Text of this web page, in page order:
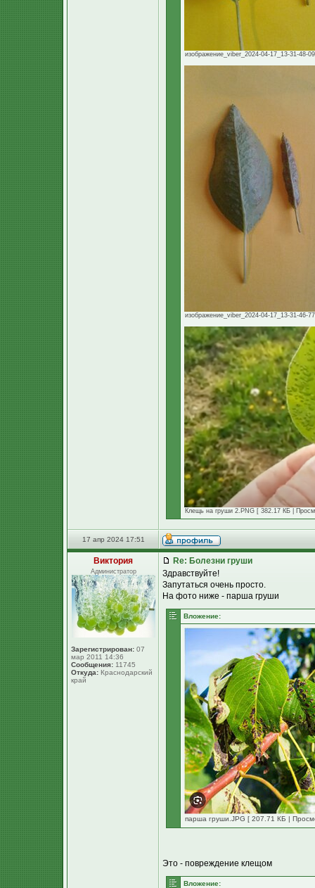
изображение_viber_2024-04-17_13-31-48-
изображение_viber_2024-04-17_13-31-46-
Клещь на груши 2.PNG [ 382.17 КБ |
17 апр 2024 17:51
Виктория
Администратор
Зарегистрирован: 07
мар 2011 14:36
Сообщения: 11745
Откуда: Краснодарский
край
Re: Болезни груши
Здравствуйте!
Запутаться очень просто.
На фото ниже - парша груши
Вложение:
парша груши.JPG [ 207.71 КБ |
Это - повреждение клещом
Вложение: